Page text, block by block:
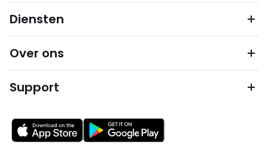
Diensten
Over ons
Support